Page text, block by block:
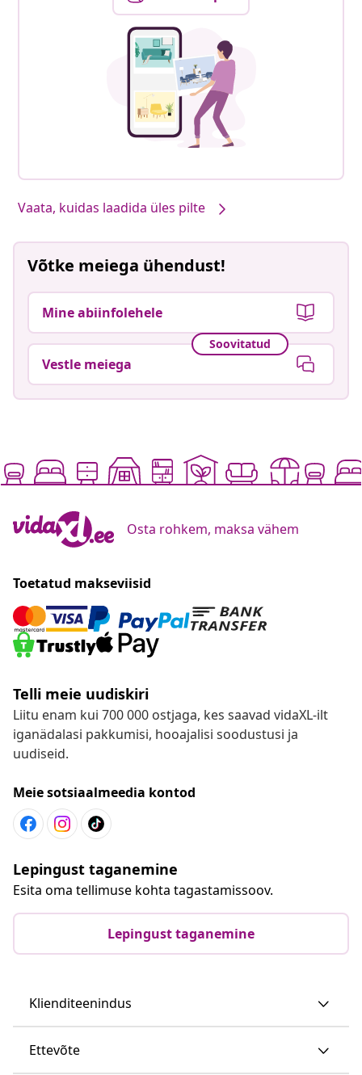
Vaata, kuidas laadida üles pilte
Võtke meiega ühendust!
Mine abiinfolehele
Soovitatud
Vestle meiega
Osta rohkem, maksa vähem
Toetatud makseviisid
Telli meie uudiskiri
Liitu enam kui 700 000 ostjaga, kes saavad vidaXL-ilt
iganädalasi pakkumisi, hooajalisi soodustusi ja
uudiseid.
Meie sotsiaalmeedia kontod
Lepingust taganemine
Esita oma tellimuse kohta tagastamissoov.
Lepingust taganemine
Klienditeenindus
Ettevõte